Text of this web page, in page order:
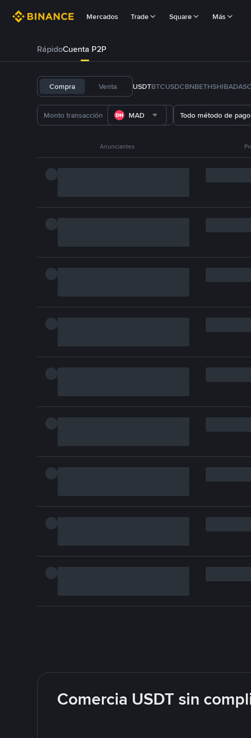
Mercados Trade Square Más
RápidoCuenta P2P
Compra Venta USDTBTCUSDCBNBETHSHIBADA
MAD Todo método de pago
Anunciantes
Comercia USDT sin